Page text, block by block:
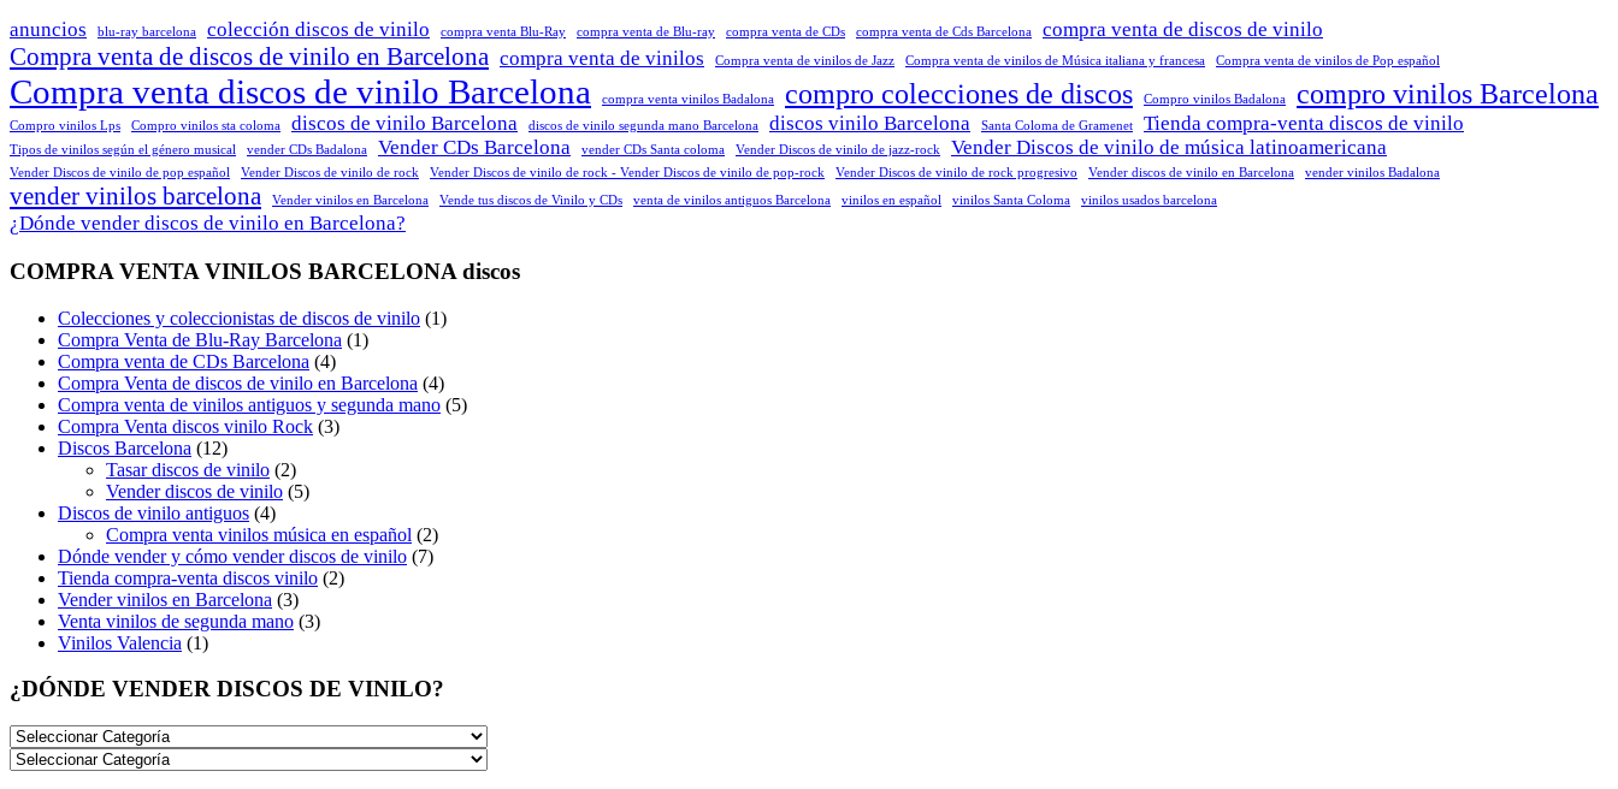
anuncios blu-ray barcelona colección discos de vinilo compra venta Blu-Ray compra venta de Blu-ray compra venta de CDs compra venta de Cds Barcelona compra venta de discos de vinilo
Compra venta de discos de vinilo en Barcelona compra venta de vinilos Compra venta de vinilos de Jazz Compra venta de vinilos de Música italiana y francesa Compra venta de vinilos de Pop español
Compra venta discos de vinilo Barcelona compra venta vinilos Badalona compro colecciones de discos Compro vinilos Badalona compro vinilos Barcelona
Compro vinilos Lps Compro vinilos sta coloma discos de vinilo Barcelona discos de vinilo segunda mano Barcelona discos vinilo Barcelona Santa Coloma de Gramenet Tienda compra-venta discos de vinilo
Tipos de vinilos según el género musical vender CDs Badalona Vender CDs Barcelona vender CDs Santa coloma Vender Discos de vinilo de jazz-rock Vender Discos de vinilo de música latinoamericana
Vender Discos de vinilo de pop español Vender Discos de vinilo de rock Vender Discos de vinilo de rock - Vender Discos de vinilo de pop-rock Vender Discos de vinilo de rock progresivo Vender discos de vinilo en Barcelona vender vinilos Badalona
vender vinilos barcelona Vender vinilos en Barcelona Vende tus discos de Vinilo y CDs venta de vinilos antiguos Barcelona vinilos en español vinilos Santa Coloma vinilos usados barcelona
¿Dónde vender discos de vinilo en Barcelona?
COMPRA VENTA VINILOS BARCELONA discos
Colecciones y coleccionistas de discos de vinilo (1)
Compra Venta de Blu-Ray Barcelona (1)
Compra venta de CDs Barcelona (4)
Compra Venta de discos de vinilo en Barcelona (4)
Compra venta de vinilos antiguos y segunda mano (5)
Compra Venta discos vinilo Rock (3)
Discos Barcelona (12)
Tasar discos de vinilo (2)
Vender discos de vinilo (5)
Discos de vinilo antiguos (4)
Compra venta vinilos música en español (2)
Dónde vender y cómo vender discos de vinilo (7)
Tienda compra-venta discos vinilo (2)
Vender vinilos en Barcelona (3)
Venta vinilos de segunda mano (3)
Vinilos Valencia (1)
¿DÓNDE VENDER DISCOS DE VINILO?